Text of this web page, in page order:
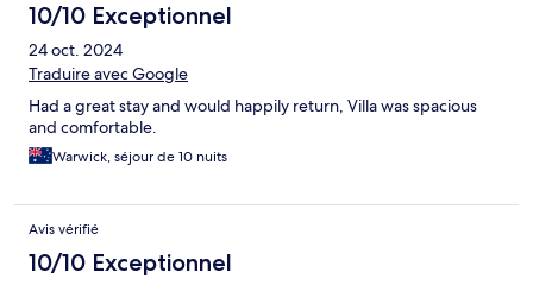
10/10 Exceptionnel
24 oct. 2024
Traduire avec Google
Had a great stay and would happily return, Villa was spacious
and comfortable.
Warwick, séjour de 10 nuits
Avis vérifié
10/10 Exceptionnel